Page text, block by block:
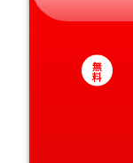
無
料